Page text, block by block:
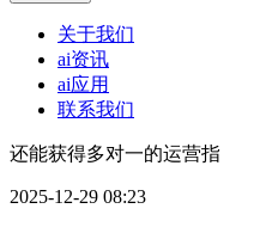
关于我们
ai资讯
ai应用
联系我们
还能获得多对一的运营指
2025-12-29 08:23